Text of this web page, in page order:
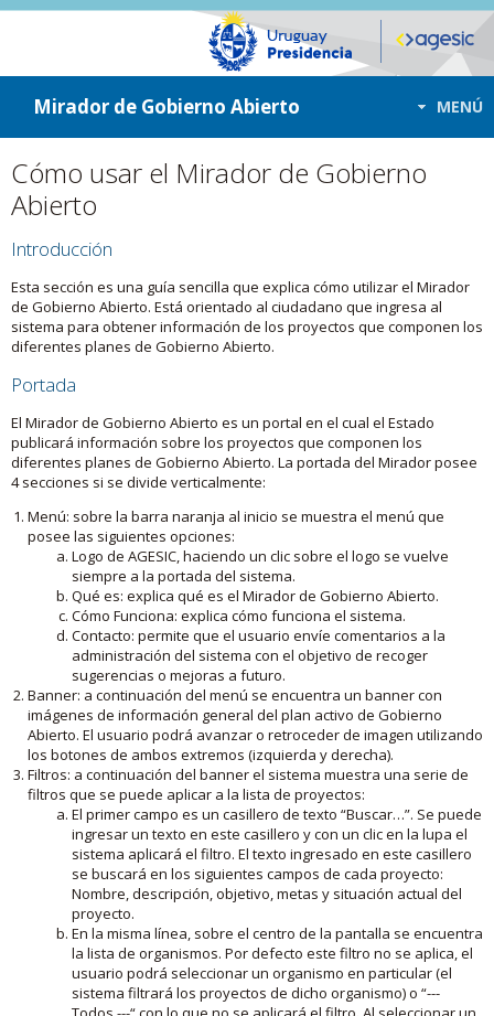
ir a contenido
ir al menú
Mirador de Gobierno Abierto MENÚ
Cómo usar el Mirador de Gobierno
Abierto
Introducción
Esta sección es una guía sencilla que explica cómo utilizar el Mirador
de Gobierno Abierto. Está orientado al ciudadano que ingresa al
sistema para obtener información de los proyectos que componen los
diferentes planes de Gobierno Abierto.
Portada
El Mirador de Gobierno Abierto es un portal en el cual el Estado
publicará información sobre los proyectos que componen los
diferentes planes de Gobierno Abierto. La portada del Mirador posee
4 secciones si se divide verticalmente:
Menú: sobre la barra naranja al inicio se muestra el menú que
posee las siguientes opciones:
Logo de AGESIC, haciendo un clic sobre el logo se vuelve
siempre a la portada del sistema.
Qué es: explica qué es el Mirador de Gobierno Abierto.
Cómo Funciona: explica cómo funciona el sistema.
Contacto: permite que el usuario envíe comentarios a la
administración del sistema con el objetivo de recoger
sugerencias o mejoras a futuro.
Banner: a continuación del menú se encuentra un banner con
imágenes de información general del plan activo de Gobierno
Abierto. El usuario podrá avanzar o retroceder de imagen utilizando
los botones de ambos extremos (izquierda y derecha).
Filtros: a continuación del banner el sistema muestra una serie de
filtros que se puede aplicar a la lista de proyectos:
El primer campo es un casillero de texto “Buscar…”. Se puede
ingresar un texto en este casillero y con un clic en la lupa el
sistema aplicará el filtro. El texto ingresado en este casillero
se buscará en los siguientes campos de cada proyecto:
Nombre, descripción, objetivo, metas y situación actual del
proyecto.
En la misma línea, sobre el centro de la pantalla se encuentra
la lista de organismos. Por defecto este filtro no se aplica, el
usuario podrá seleccionar un organismo en particular (el
sistema filtrará los proyectos de dicho organismo) o “---